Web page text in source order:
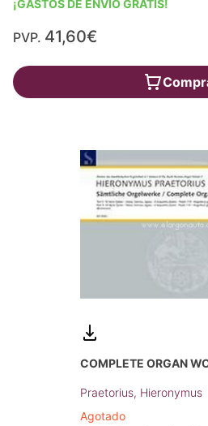
¡GASTOS DE ENVÍO GRATIS!
PVP. 41,60€
COMPLETE ORGAN
Praetorius, Hieronymus
Agotado